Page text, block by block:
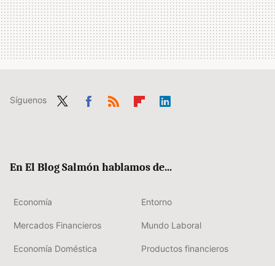
Síguenos
En El Blog Salmón hablamos de...
Economía Entorno
Mercados Financieros Mundo Laboral
Economía Doméstica Productos financieros